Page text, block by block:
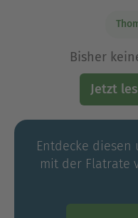
Bisher
Jetzt
Entdecke
mit der Flatrate